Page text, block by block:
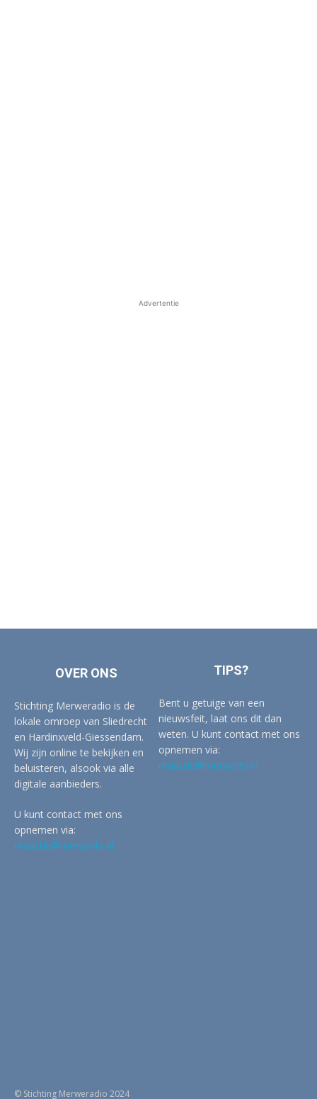
Advertentie
OVER ONS
Stichting Merweradio is de
lokale omroep van Sliedrecht
en Hardinxveld-Giessendam.
Wij zijn online te bekijken en
beluisteren, alsook via alle
digitale aanbieders.
U kunt contact met ons
opnemen via:
redactie@merwertv.nl
TIPS?
Bent u getuige van een
nieuwsfeit, laat ons dit dan
weten. U kunt contact met ons
opnemen via:
redactie@merwertv.nl
© Stichting Merweradio 2024